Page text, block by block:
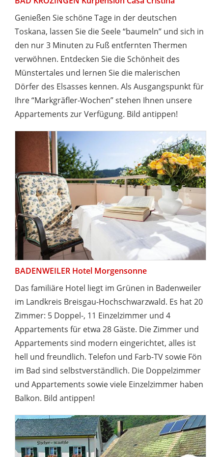
Genießen Sie schöne Tage in der deutschen
Toskana, lassen Sie die Seele “baumeln” und sich in
den nur 3 Minuten zu Fuß entfernten Thermen
verwöhnen. Entdecken Sie die Schönheit des
Münstertales und lernen Sie die malerischen
Dörfer des Elsasses kennen. Als Ausgangspunkt für
Ihre “Markgräfler-Wochen” stehen Ihnen unsere
Appartements zur Verfügung. Bild antippen!
BADENWEILER Hotel Morgensonne
Das familiäre Hotel liegt im Grünen in Badenweiler
im Landkreis Breisgau-Hochschwarzwald. Es hat 20
Zimmer: 5 Doppel-, 11 Einzelzimmer und 4
Appartements für etwa 28 Gäste. Die Zimmer und
Appartements sind modern eingerichtet, alles ist
hell und freundlich. Telefon und Farb-TV sowie Fön
im Bad sind selbstverständlich. Die Doppelzimmer
und Appartements sowie viele Einzelzimmer haben
Balkon. Bild antippen!